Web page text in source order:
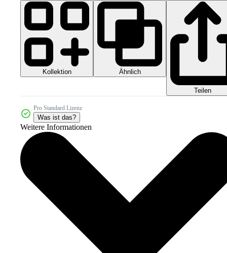
Kollektion Ähnlich
Teilen
Pro Standard Lizenz
Was ist das?
Weitere Informationen